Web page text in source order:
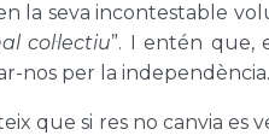
la seva incontestable
col·lectiu”. I entén que,
nos per la independència.
que si res no canvia